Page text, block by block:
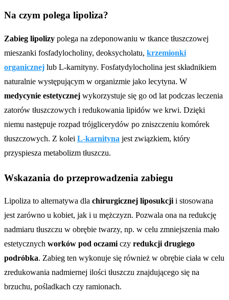
Na czym polega lipoliza?
Zabieg lipolizy polega na zdeponowaniu w tkance tłuszczowej
mieszanki fosfadylocholiny, deoksycholatu, krzemionki
organicznej lub L-karnityny. Fosfatydylocholina jest składnikiem
naturalnie występującym w organizmie jako lecytyna. W
medycynie estetycznej wykorzystuje się go od lat podczas leczenia
zatorów tłuszczowych i redukowania lipidów we krwi. Dzięki
niemu następuje rozpad trójglicerydów po zniszczeniu komórek
tłuszczowych. Z kolei L-karnityna jest związkiem, który
przyspiesza metabolizm tłuszczu.
Wskazania do przeprowadzenia zabiegu
Lipoliza to alternatywa dla chirurgicznej liposukcjii stosowana
jest zarówno u kobiet, jak i u mężczyzn. Pozwala ona na redukcję
nadmiaru tłuszczu w obrębie twarzy, np. w celu zmniejszenia mało
estetycznych worków pod oczamiczy redukcji drugiego
podróbka. Zabieg ten wykonuje się również w obrębie ciała w celu
zredukowania nadmiernej ilości tłuszczu znajdującego się na
brzuchu, pośladkach czy ramionach.